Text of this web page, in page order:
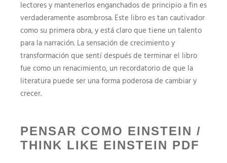
lectores y mantenerlos enganchados de principio a fin es
verdaderamente asombrosa. Este libro es tan cautivador
como su primera obra, y está claro que tiene un talento
para la narración. La sensación de crecimiento y
transformación que sentí después de terminar el libro
fue como un renacimiento, un recordatorio de que la
literatura puede ser una forma poderosa de cambiar y
crecer.
PENSAR COMO EINSTEIN /
THINK LIKE EINSTEIN PDF